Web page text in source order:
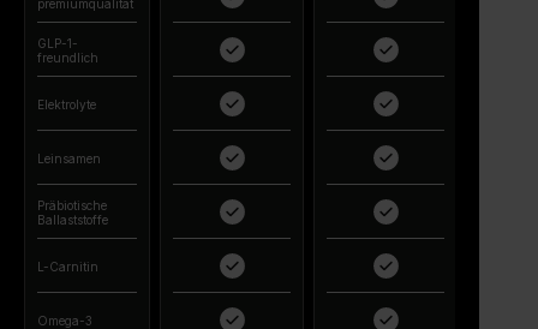
premiumqualität
GLP-1-
freundlich
Elektrolyte
Leinsamen
Präbiotische
Ballaststoffe
L-Carnitin
Omega-3